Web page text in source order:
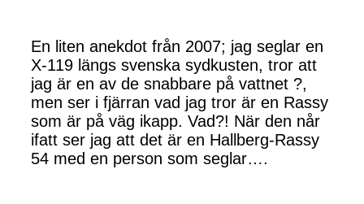
En liten anekdot från 2007; jag seglar en
X-119 längs svenska sydkusten, tror att
jag är en av de snabbare på vattnet ?,
men ser i fjärran vad jag tror är en Rassy
som är på väg ikapp. Vad?! När den når
ifatt ser jag att det är en Hallberg-Rassy
54 med en person som seglar….